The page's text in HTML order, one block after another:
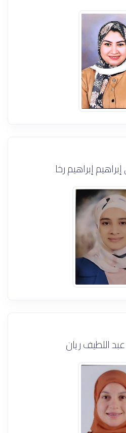
إبراهيم رخا
اللطيف ريان